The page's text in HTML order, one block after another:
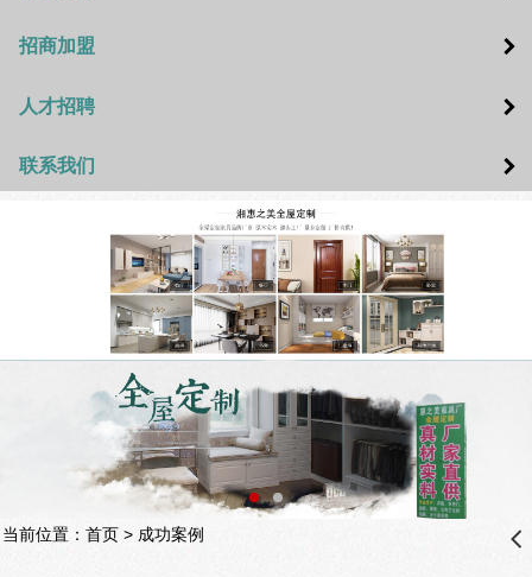
招商加盟
人才招聘
联系我们
当前位置： 首页> 成功案例 󰊒